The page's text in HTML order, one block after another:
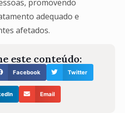
promovendo
adequado e
afetados.
este conteúdo:
Facebook Twitter
Email